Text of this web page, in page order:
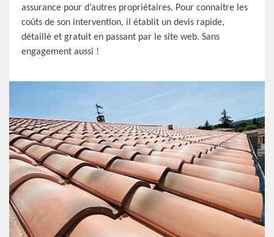
assurance pour d’autres propriétaires. Pour connaitre les
coûts de son intervention, il établit un devis rapide,
détaillé et gratuit en passant par le site web. Sans
engagement aussi !